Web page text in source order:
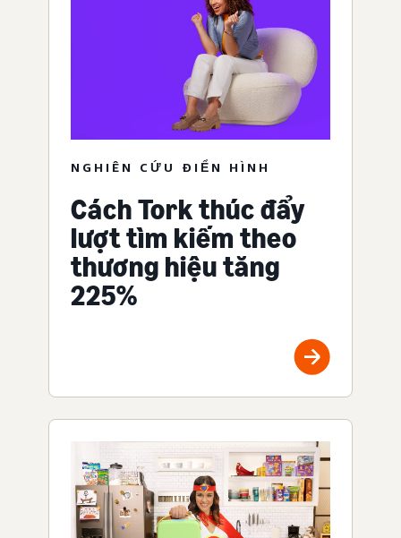
NGHIÊN CỨU ĐIỂN HÌNH
Cách Tork thúc đẩy
lượt tìm kiếm theo
thương hiệu tăng
225%